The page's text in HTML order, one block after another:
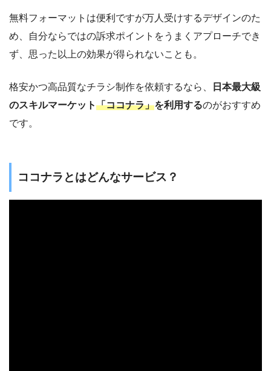
無料フォーマットは便利ですが万人受けするデザインのた
め、自分ならではの訴求ポイントをうまくアプローチでき
ず、思った以上の効果が得られないことも。
格安かつ高品質なチラシ制作を依頼するなら、
日本最大級
のスキルマーケット「ココナラ」を利用するのがおすすめ
です。
ココナラとはどんなサービス？